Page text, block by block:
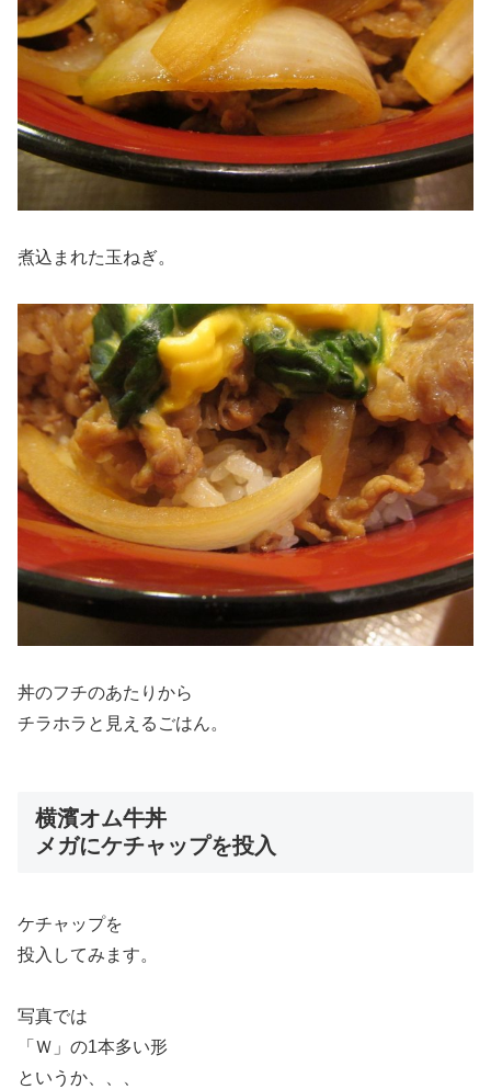
煮込まれた玉ねぎ。
丼のフチのあたりから
チラホラと見えるごはん。
横濱オム牛丼
メガにケチャップを投入
ケチャップを
投入してみます。
写真では
「Ｗ」の1本多い形
というか、、、